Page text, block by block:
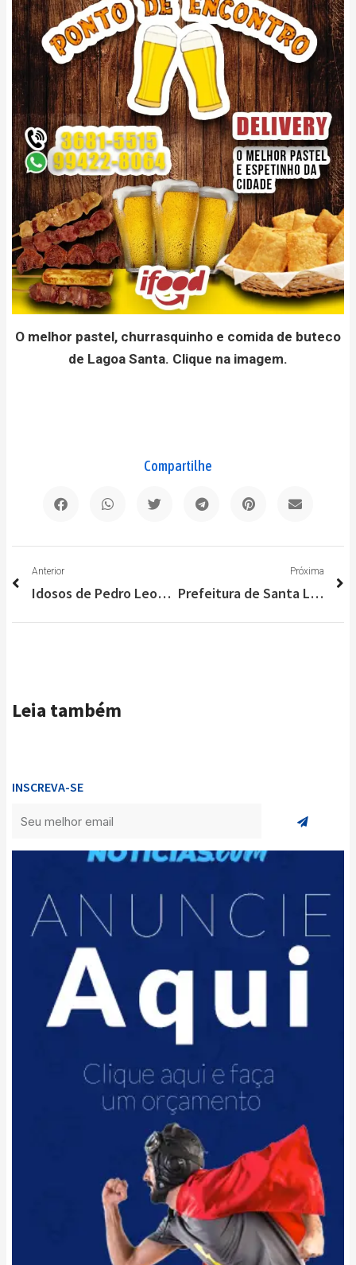
O melhor pastel, churrasquinho e comida de buteco
de Lagoa Santa. Clique na imagem.
Compartilhe
Anterior
Idosos de Pedro Leopoldo podem realizar doações durante vacinação
Próxima
Prefeitura de Santa Luzia vai distribuir 7 mil kits merenda escolar
Leia também
INSCREVA-SE